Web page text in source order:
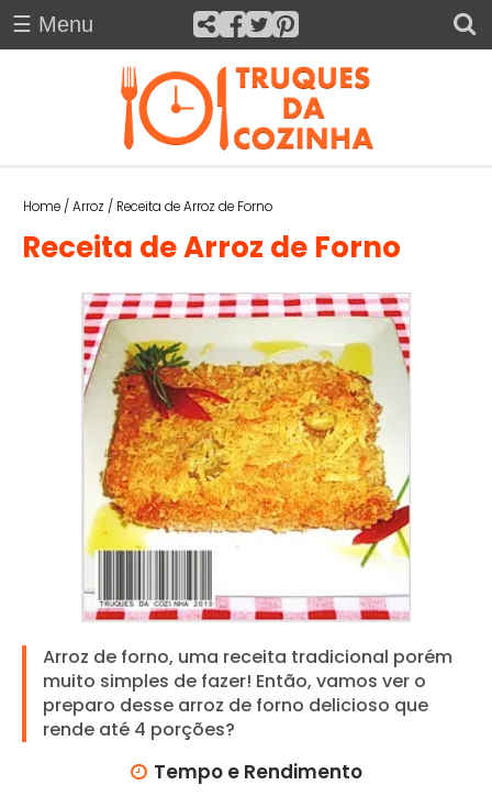
O
R
R
O
Z
☰ Menu
Home/Arroz / Receita de Arroz de Forno
Receita de Arroz de Forno
Arroz de forno, uma receita tradicional porém
muito simples de fazer! Então, vamos ver o
preparo desse arroz de forno delicioso que
rende até 4 porções?
Tempo e Rendimento